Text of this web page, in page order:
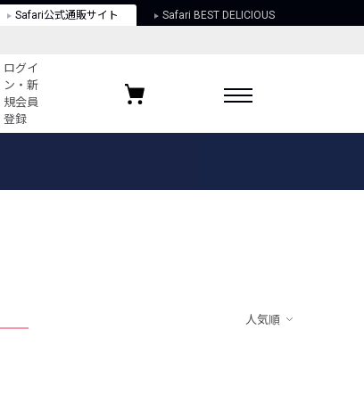
Safari公式通販サイト Safari BEST DELICIOUS
ログイ
ン・新
規会員
登録
お気に入りブランド
人気順